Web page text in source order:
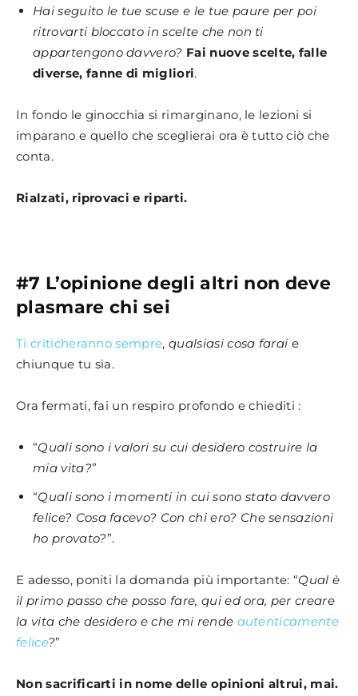
Hai seguito le tue scuse e le tue paure per poi
ritrovarti bloccato in scelte che non ti
appartengono davvero? Fai nuove scelte, falle
diverse, fanne di migliori.
In fondo le ginocchia si rimarginano, le lezioni si
imparano e quello che sceglierai ora è tutto ciò che
conta.
Rialzati, riprovaci e riparti.
#7 L’opinione degli altri non deve
plasmare chi sei
Ti criticheranno sempre,qualsiasi cosa farai e
chiunque tu sia.
Ora fermati, fai un respiro profondo e chiediti :
“Quali sono i valori su cui desidero costruire la
mia vita?”
“Quali sono i momenti in cui sono stato davvero
felice? Cosa facevo? Con chi ero? Che sensazioni
ho provato?”.
E adesso, poniti la domanda più importante: “Qual è
il primo passo che posso fare, qui ed ora, per creare
la vita che desidero e che mi rende autenticamente
felice?”
Non sacrificarti in nome delle opinioni altrui, mai.